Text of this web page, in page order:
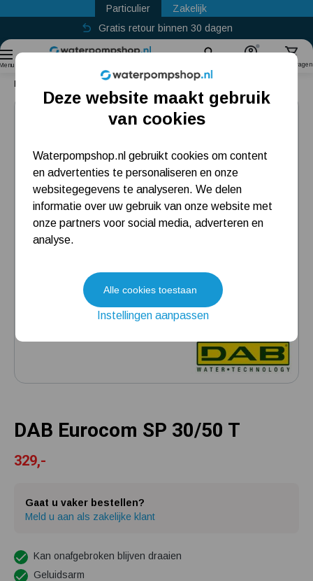
Particulier
Zakelijk
Gratis retour binnen 30 dagen
Winkelwagen
Hydrofoorpomp
Dompelpomp
Pompput
Meest gelezen blogs
Tuin besproeien? Lees hier welke tuinpomp u nodig heeft
Installatie van een beregenings- / hydrofoorpomp
Kelder / kruipruimte ondergelopen, wat nu?
DAB Eurocom SP 30/50 T
329,-
Gaat u vaker bestellen?
Meld u aan als zakelijke klant
Kan onafgebroken blijven draaien
Geluidsarm
Deze website maakt gebruik
van cookies
Waterpompshop.nl gebruikt cookies om content
en advertenties te personaliseren en onze
websitegegevens te analyseren. We delen
informatie over uw gebruik van onze website met
onze partners voor social media, adverteren en
analyse.
Alle cookies toestaan
Instellingen aanpassen